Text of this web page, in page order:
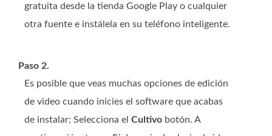
gratuita desde la tienda Google Play o cualquier
otra fuente e instálela en su teléfono inteligente.
Paso 2.
Es posible que veas muchas opciones de edición
de video cuando inicies el software que acabas
de instalar; Selecciona el Cultivo botón. A